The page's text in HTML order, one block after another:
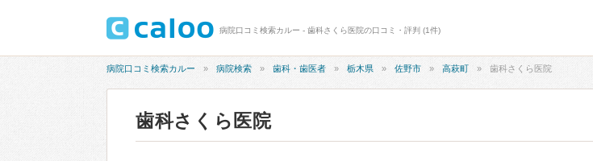
病院口コミ検索カルー - 歯科さくら医院の口コミ・評判 (1件)
病院口コミ検索カルー 病院検索 歯科・歯医者 栃木県 佐野市 高萩町 歯科さくら医院
歯科さくら医院